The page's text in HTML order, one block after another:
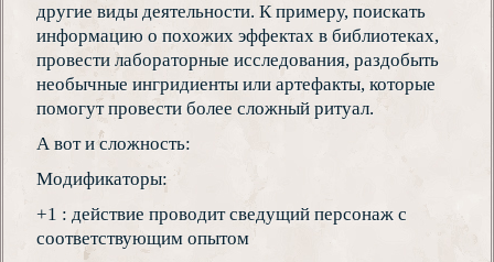
другие виды деятельности. К примеру, поискать
информацию о похожих эффектах в библиотеках,
провести лабораторные исследования, раздобыть
необычные ингридиенты или артефакты, которые
помогут провести более сложный ритуал.
А вот и сложность:
Модификаторы:
+1 : действие проводит сведущий персонаж с
соответствующим опытом